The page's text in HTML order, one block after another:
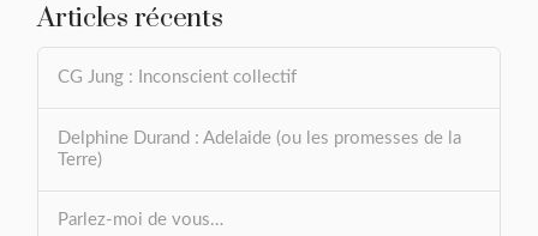
Articles récents
CG Jung : Inconscient collectif
Delphine Durand : Adelaide (ou les promesses de la
Terre)
Parlez-moi de vous…